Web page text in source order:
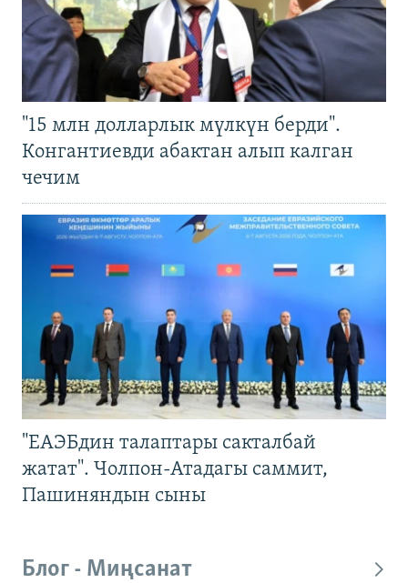
"15 млн долларлык мүлкүн берди".
Конгантиевди абактан алып калган
чечим
"ЕАЭБдин талаптары сакталбай
жатат". Чолпон-Атадагы саммит,
Пашиняндын сыны
Блог - Миңсанат